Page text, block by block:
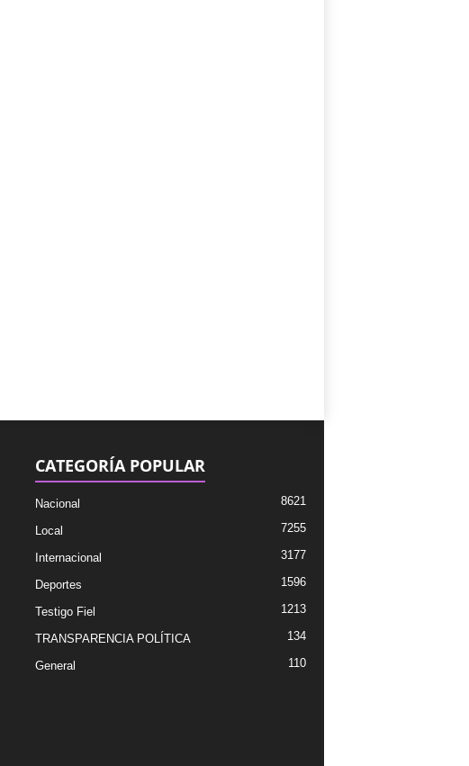
CATEGORÍA POPULAR
Nacional 8621
Local 7255
Internacional 3177
Deportes 1596
Testigo Fiel 1213
TRANSPARENCIA POLÍTICA 134
General 110